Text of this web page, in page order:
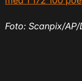
Foto: Scanpix/